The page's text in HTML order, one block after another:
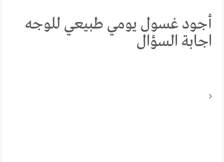
أجود غسول يومي طبيعي للوجه
اجابة السؤال